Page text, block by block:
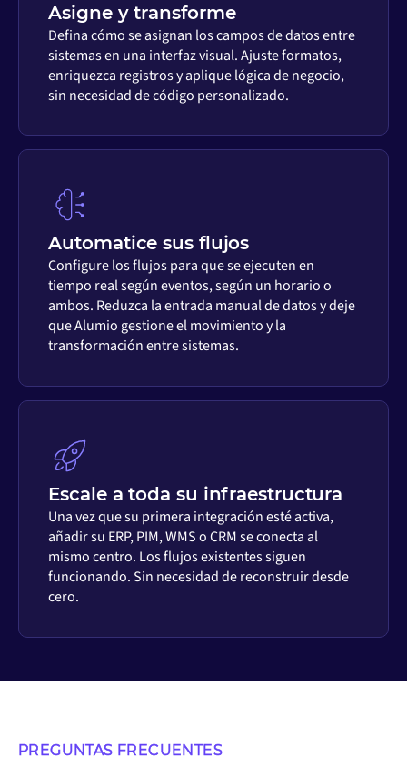
Asigne y transforme
Defina cómo se asignan los campos de datos entre
sistemas en una interfaz visual. Ajuste formatos,
enriquezca registros y aplique lógica de negocio,
sin necesidad de código personalizado.
Automatice sus flujos
Configure los flujos para que se ejecuten en
tiempo real según eventos, según un horario o
ambos. Reduzca la entrada manual de datos y deje
que Alumio gestione el movimiento y la
transformación entre sistemas.
Escale a toda su infraestructura
Una vez que su primera integración esté activa,
añadir su ERP, PIM, WMS o CRM se conecta al
mismo centro. Los flujos existentes siguen
funcionando. Sin necesidad de reconstruir desde
cero.
PREGUNTAS FRECUENTES